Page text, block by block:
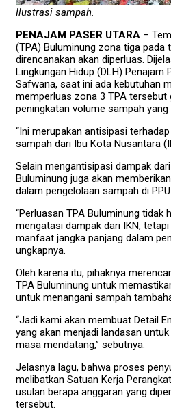
Ilustrasi sampah.
PENAJAM PASER UTARA –
(TPA) Buluminung zona tiga pada
direncanakan akan diperluas.
Lingkungan Hidup (DLH) Penajam
Safwana, saat ini ada kebutuhan
memperluas zona 3 TPA
peningkatan volume sampah yang
“Ini merupakan antisipasi
sampah dari Ibu Kota Nusantara
Selain mengantisipasi dampak
Buluminung juga akan
dalam pengelolaan sampah di
“Perluasan TPA Buluminung tidak
mengatasi dampak dari IKN,
manfaat jangka panjang dalam
ungkapnya.
Oleh karena itu, pihaknya
TPA Buluminung untuk
untuk menangani sampah
“Jadi kami akan membuat Detail
yang akan menjadi landasan
masa mendatang,” sebutnya.
Jelasnya lagu, bahwa proses
melibatkan Satuan Kerja
usulan berapa anggaran yang
tersebut.